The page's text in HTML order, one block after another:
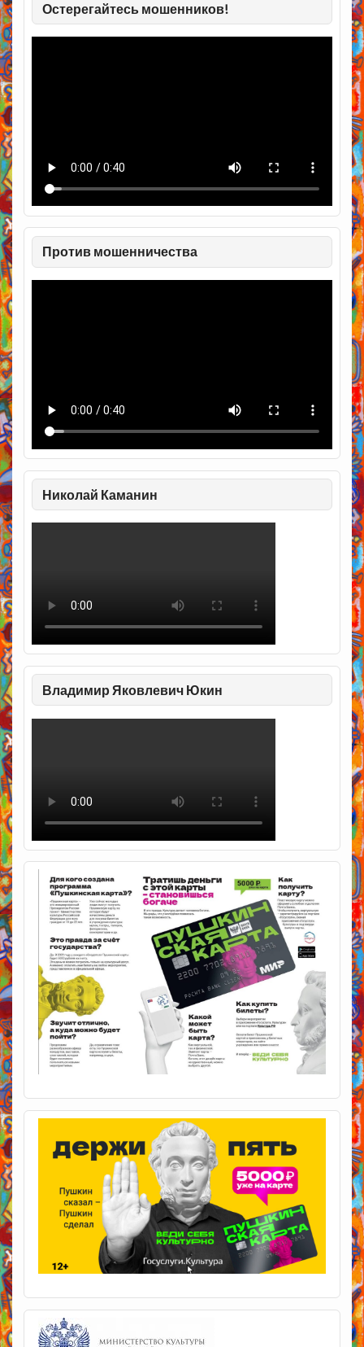
Остерегайтесь мошенников!
Против мошенничества
Николай Каманин
Владимир Яковлевич Юкин